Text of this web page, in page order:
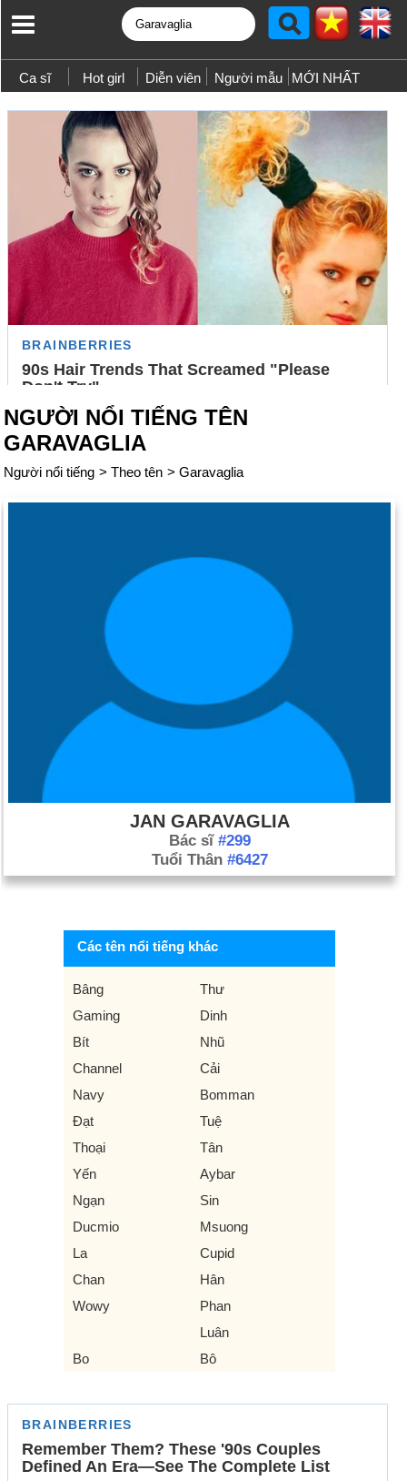
Ca sĩ Hot girl Diễn viên Người mẫu MỚI NHẤT
NGƯỜI NỔI TIẾNG TÊN
GARAVAGLIA
Người nổi tiếng > Theo tên > Garavaglia
JAN GARAVAGLIA
Bác sĩ #299
Tuổi Thân #6427
Các tên nổi tiếng khác
Bâng
Thư
Gaming
Dinh
Bít
Nhũ
Channel
Cải
Navy
Bomman
Đạt
Tuệ
Thoại
Tân
Yến
Aybar
Ngạn
Sin
Ducmio
Msuong
La
Cupid
Chan
Hân
Wowy
Phan
Luân
Bo
Bô